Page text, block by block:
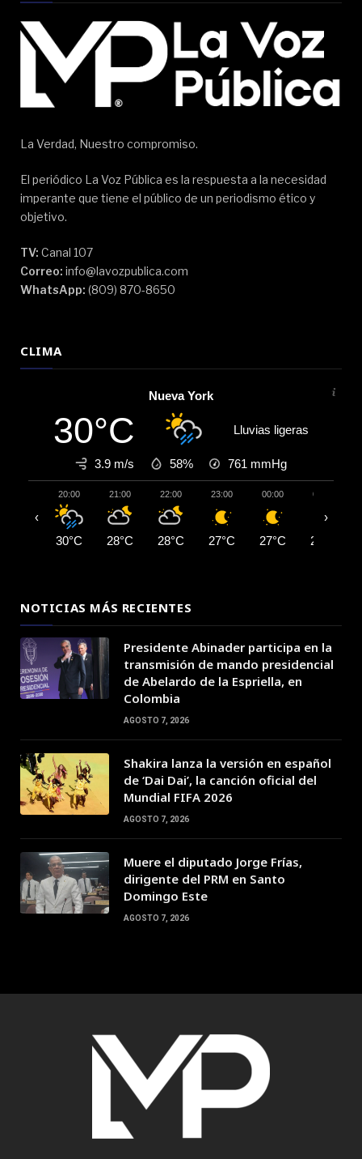
La Verdad, Nuestro compromiso.
El periódico La Voz Pública es la respuesta a la necesidad
imperante que tiene el público de un periodismo ético y
objetivo.
TV: Canal 107
Correo: info@lavozpublica.com
WhatsApp: (809) 870-8650
CLIMA
Nueva York
30°C Lluvias ligeras
3.9 m/s 58% 761 mmHg
20:00
30°C
21:00
28°C
22:00
28°C
23:00
27°C
00:00
27°C
01:00
26°C
‹ ›
NOTICIAS MÁS RECIENTES
Presidente Abinader participa en la
transmisión de mando presidencial
de Abelardo de la Espriella, en
Colombia
AGOSTO 7, 2026
Shakira lanza la versión en español
de ‘Dai Dai’, la canción oficial del
Mundial FIFA 2026
AGOSTO 7, 2026
Muere el diputado Jorge Frías,
dirigente del PRM en Santo
Domingo Este
AGOSTO 7, 2026